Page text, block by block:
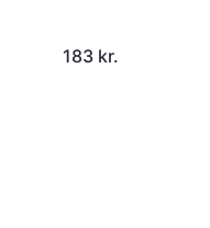
183 kr.